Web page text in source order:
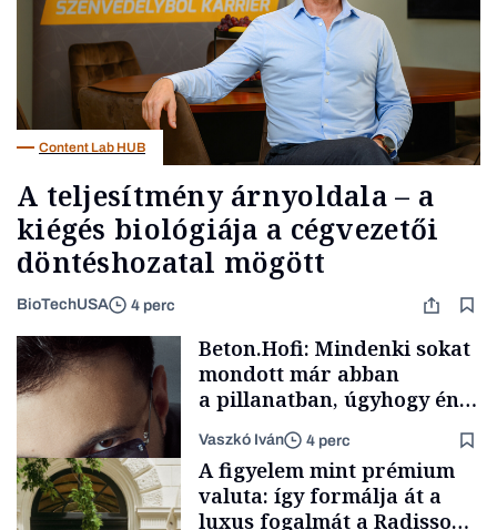
Content Lab HUB
A teljesítmény árnyoldala – a
kiégés biológiája a cégvezetői
döntéshozatal mögött
BioTechUSA 4 perc
Beton.Hofi: Mindenki sokat
mondott már abban
a pillanatban, úgyhogy én
a legsarkosabb
gondolataimat akartam
kimondani
Vaszkó Iván 4 perc
A figyelem mint prémium
valuta: így formálja át a
luxus fogalmát a Radisson